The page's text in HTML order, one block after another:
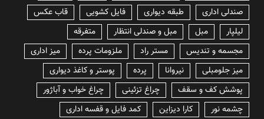
صندلی اداری
طبقه دیواری فایل کشویی
قاب عکس
لیلپار
مبل مبل و صندلی انتظار
متفرقه
مجسمه و تندیس
مستر راد ملزومات پرده
میز اداری
میز جلومبلی
نیروانا پرده
پوستر و کاغذ دیواری
پوشش کف و سقف
چراغ تزئینی
چراغ خواب و آباژور
چشمه نور
کارا دیزاین
کمد فایل و قفسه اداری